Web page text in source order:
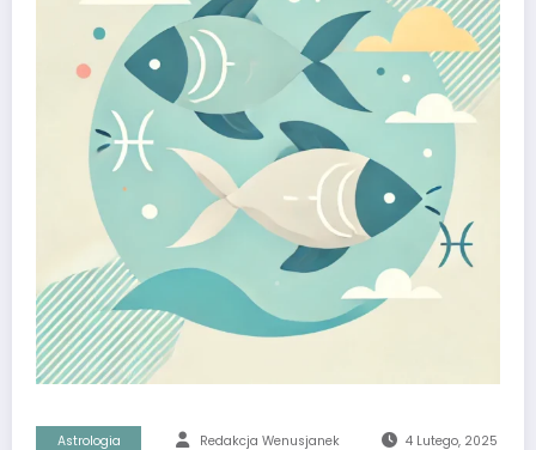
Astrologia Redakcja Wenusjanek 4 Lutego, 2025